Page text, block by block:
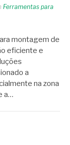
Ferramentas para
montagem de
eficiente e
a
na zona
a…